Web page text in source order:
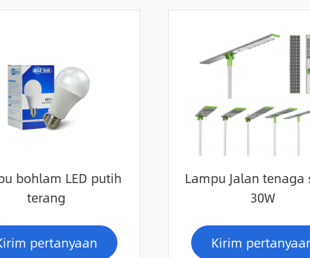
bohlam LED putih
terang
pertanyaan
Lampu Jalan tenaga
30W
Kirim